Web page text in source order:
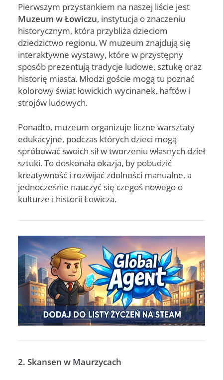
Pierwszym przystankiem na naszej liście jest
Muzeum w Łowiczu, instytucja o znaczeniu
historycznym, która przybliża dzieciom
dziedzictwo regionu. W muzeum znajdują się
interaktywne wystawy, które w przystępny
sposób prezentują tradycje ludowe, sztukę oraz
historię miasta. Młodzi goście mogą tu poznać
kolorowy świat łowickich wycinanek, haftów i
strojów ludowych.
Ponadto, muzeum organizuje liczne warsztaty
edukacyjne, podczas których dzieci mogą
spróbować swoich sił w tworzeniu własnych dzieł
sztuki. To doskonała okazja, by pobudzić
kreatywność i rozwijać zdolności manualne, a
jednocześnie nauczyć się czegoś nowego o
kulturze i historii Łowicza.
2. Skansen w Maurzycach